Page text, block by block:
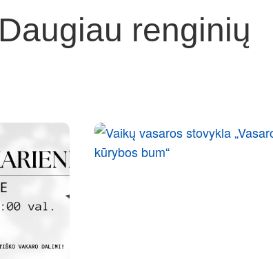
Daugiau renginių